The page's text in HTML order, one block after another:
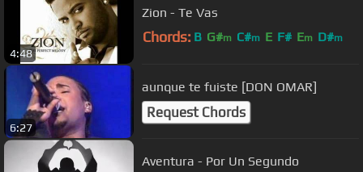
4:48
Zion - Te Vas
Chords: B G#m C#m E F# Em D#m
6:27
aunque te fuiste [DON OMAR]
Request Chords
Aventura - Por Un Segundo